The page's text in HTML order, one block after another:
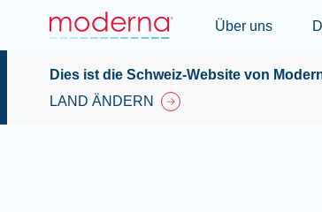
Über
uns
Dies ist die Schweiz-Website von
LAND ÄNDERN